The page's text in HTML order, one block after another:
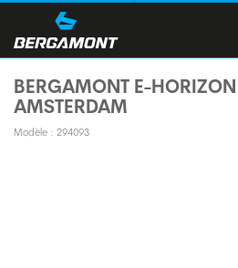
BERGAMONT E-
AMSTERDAM
Modèle : 294093